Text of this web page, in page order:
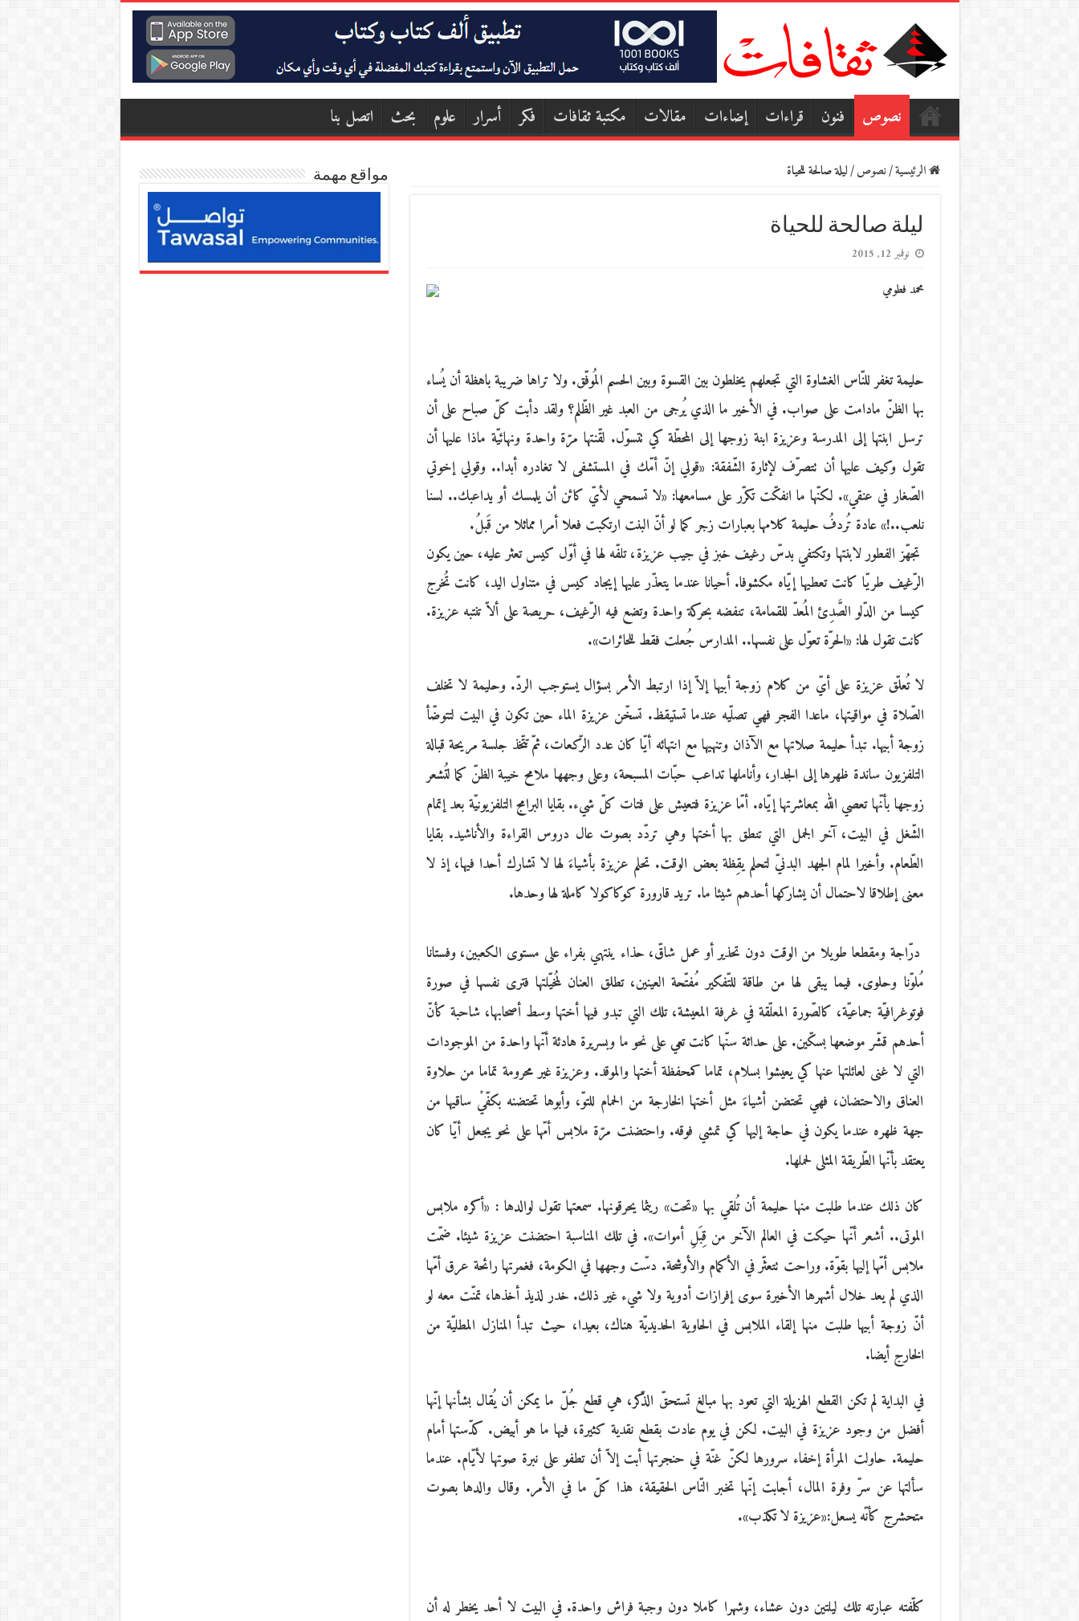
نصوص فنون قراءات إضاءات مقالات مكتبة ثقافات فكر أسرار علوم بحث اتصل بنا
الرئيسية/نصوص/ليلة صالحة للحياة
ليلة صالحة للحياة
نوفمبر 12, 2015
محمد فطومي
حليمة تغفر للنّاس الغشاوة التي تجعلهم يخلطون بين القسوة وبين الحسم المُوفّق. ولا تراها ضريبة باهظة أن يُساء
بها الظنّ مادامت على صواب. في الأخير ما الذي يُرجى من العبد غير الظّلم؟ ولقد دأبت كلّ صباح على أن
ترسل ابنتها إلى المدرسة وعزيزة ابنة زوجها إلى المحطّة كي تتسوّل. لقّنتها مرّة واحدة ونهائيّة ماذا عليها أن
تقول وكيف عليها أن تتصرّف لإثارة الشّفقة: «قولي إنّ أمّك في المستشفى لا تغادره أبدا.. وقولي إخوتي
الصّغار في عنقي». لكنّها ما انفكّت تكرّر على مسامعها: «لا تسمحي لأيّ كائن أن يلمسك أو يداعبك.. لسنا
نلعب..!» عادة تُردفُ حليمة كلامها بعبارات زجر كما لو أنّ البنت ارتكبت فعلا أمرا مماثلا من قَبلُ.
تجهّز الفطور لابنتها وتكتفي بدسّ رغيف خبز في جيب عزيزة، تلفّه لها في أوّل كيس تعثر عليه، حين يكون
الرّغيف طريّا كانت تعطيها إيّاه مكشوفا. أحيانا عندما يتعذّر عليها إيجاد كيس في متناول اليد، كانت تُخرج
كيسا من الدّلو الصَّدِئ المُعدّ للقمامة، تنفضه بحركة واحدة وتضع فيه الرّغيف، حريصة على ألاّ تنتبه عزيزة.
كانت تقول لها: «الحرّة تعوّل على نفسها.. المدارس جُعلت فقط للحائرات».
لا تُعلّق عزيزة على أيّ من كلام زوجة أبيها إلاّ إذا ارتبط الأمر بسؤال يستوجب الردّ. وحليمة لا تخلف
الصّلاة في مواقيتها، ماعدا الفجر فهي تصلّيه عندما تستيقظ. تسخّن عزيزة الماء حين تكون في البيت لتتوضّأ
زوجة أبيها. تبدأ حليمة صلاتها مع الآذان وتنهيها مع انتهائه أيّا كان عدد الرّكعات، ثمّ تتّخذ جلسة مريحة قبالة
التلفزيون ساندة ظهرها إلى الجدار، وأناملها تداعب حبّات المسبحة، وعلى وجهها ملامح خيبة الظنّ كما لتُشعر
زوجها بأنّها تعصي الله بمعاشرتها إيّاه. أمّا عزيزة فتعيش على فتات كلّ شيء. بقايا البرامج التلفزيونيّة بعد إتمام
الشّغل في البيت، آخر الجمل التي تنطق بها أختها وهي تردّد بصوت عال دروس القراءة والأناشيد. بقايا
الطّعام. وأخيرا لمام الجهد البدنيّ لتحلم يقِظة بعض الوقت. تحلم عزيزة بأشياءَ لها لا تشارك أحدا فيها، إذ لا
معنى إطلاقا لاحتمال أن يشاركها أحدهم شيئا ما. تريد قارورة كوكاكولا كاملة لها وحدها.
درّاجة ومقطعا طويلا من الوقت دون تحذير أو عمل شاقّ، حذاء ينتهي بفراء على مستوى الكعبين، وفستانا
مُلوّنا وحلوى. فيما يبقى لها من طاقة للتّفكير مُفتّحة العينين، تطلق العنان لمُخيّلتها فترى نفسها في صورة
فوتوغرافيّة جماعيّة، كالصّورة المعلّقة في غرفة المعيشة، تلك التي تبدو فيها أختها وسط أصحابها، شاحبة كأنّ
أحدهم قشّر موضعها بسكّين. على حداثة سنّها كانت تعي على نحو ما وبسريرة هادئة أنّها واحدة من الموجودات
التي لا غنى لعائلتها عنها كي يعيشوا بسلام، تماما كمحفظة أختها والموقد. وعزيزة غير محرومة تماما من حلاوة
العناق والاحتضان، فهي تحتضن أشياءَ مثل أختها الخارجة من الحمام للتوّ، وأبوها تحتضنه بكفّيْ ساقيها من
جهة ظهره عندما يكون في حاجة إليها كي تمشي فوقه. واحتضنت مرّة ملابس أمّها على نحو يجعل أيّا كان
يعتقد بأنّها الطّريقة المثلى لحملها.
كان ذلك عندما طلبت منها حليمة أن تُلقي بها «تحت» ريثما يحرقونها. سمعتها تقول لوالدها : «أكره ملابس
الموتى.. أشعر أنّها حيكت في العالم الآخر من قِبَلِ أموات». في تلك المناسبة احتضنت عزيزة شيئا. ضمّت
ملابس أمّها إليها بقوّة. وراحت تتعثّر في الأكمام والأوشحة. دسّت وجهها في الكومة، فغمرتها رائحة عرق أمّها
الذي لم يعد خلال أشهرها الأخيرة سوى إفرازات أدوية ولا شيء غير ذلك. خدر لذيذ أخذها، تمنّت معه لو
أنّ زوجة أبيها طلبت منها إلقاء الملابس في الحاوية الحديديّة هناك، بعيدا، حيث تبدأ المنازل المطليّة من
الخارج أيضا.
في البداية لم تكن القطع الهزيلة التي تعود بها مبالغ تستحقّ الذّكر، هي قطع جُلّ ما يمكن أن يُقال بشأنها إنّها
أفضل من وجود عزيزة في البيت. لكن في يوم عادت بقطع نقدية كثيرة، فيها ما هو أبيض. كدّستها أمام
حليمة. حاولت المرأة إخفاء سرورها لكنّ غنّة في حنجرتها أبت إلاّ أن تطفو على نبرة صوتها لأيّام. عندما
سألتها عن سرّ وفرة المال، أجابت إنّها تخبر النّاس الحقيقة، هذا كلّ ما في الأمر. وقال والدها بصوت
متحشرج كأنّه يسعل:«عزيزة لا تكذب».
كلّفته عبارته تلك ليلتين دون عشاء، وشهرا كاملا دون وجبة فراش واحدة. في البيت لا أحد يخطر له أن
مواقع مهمة